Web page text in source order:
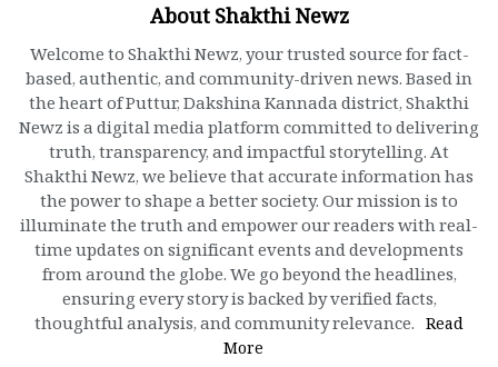
About Shakthi Newz
Welcome to Shakthi Newz, your trusted source for fact-
based, authentic, and community-driven news. Based in
the heart of Puttur, Dakshina Kannada district, Shakthi
Newz is a digital media platform committed to delivering
truth, transparency, and impactful storytelling. At
Shakthi Newz, we believe that accurate information has
the power to shape a better society. Our mission is to
illuminate the truth and empower our readers with real-
time updates on significant events and developments
from around the globe. We go beyond the headlines,
ensuring every story is backed by verified facts,
thoughtful analysis, and community relevance. Read
More